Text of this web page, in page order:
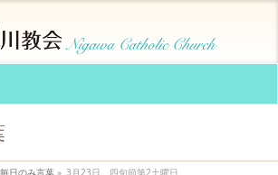
毎日のみ言葉 » 3月23日 四旬節第2土曜日